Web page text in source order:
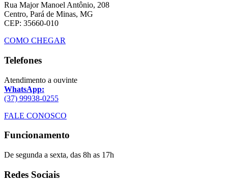
Rua Major Manoel Antônio, 208
Centro, Pará de Minas, MG
CEP: 35660-010
COMO CHEGAR
Telefones
Atendimento a ouvinte
WhatsApp:
(37) 99938-0255
FALE CONOSCO
Funcionamento
De segunda a sexta, das 8h as 17h
Redes Sociais